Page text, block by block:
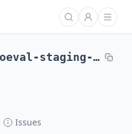
autoeval-staging-eval-project-emotion-89b38d76-3826
Issues